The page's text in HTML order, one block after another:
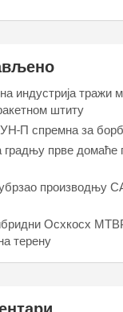
индустрија тражи
штиту
П спремна за
градњу прве
производњу
Осхкосх
терену